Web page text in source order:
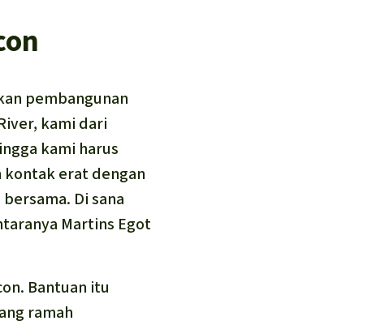
pembangunan
kami dari
kami harus
erat dengan
Di sana
Martins Egot
Bantuan itu
ramah